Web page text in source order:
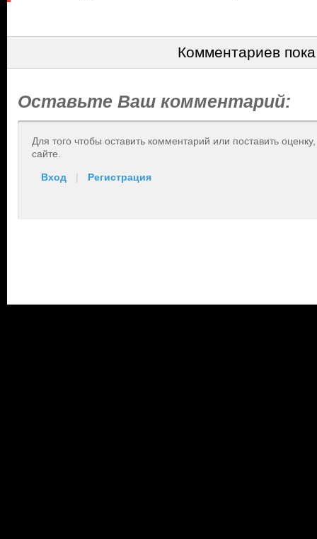
Комментариев
Оставьте Ваш комментарий:
Для того чтобы оставить комментарий или поставить
сайте.
Вход | Регистрация